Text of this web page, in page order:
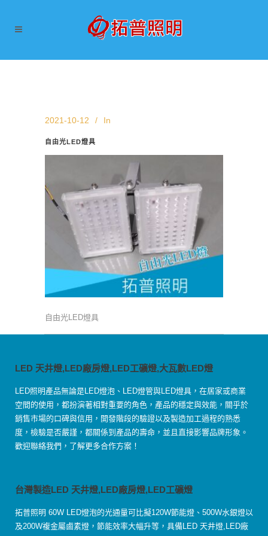
2021-10-12 In
自由光LED燈具
自由光LED燈具
LED 天井燈,LED廠房燈,LED工礦燈,大瓦數LED燈
LED照明產品無論是LED燈泡、LED燈管與LED燈具，在居家或商業
空間的使用，都扮演著相對重要的角色，產品的穩定與效能，關乎於
銷售市場的口碑與信用，開發階段的驗證以及製造加工過程的熟悉
度，檢驗是否嚴謹，都關係到產品的壽命，並且直接影響品牌形象。
歡迎聯絡我們，了解更多合作方案！
台灣製造LED 天井燈,LED廠房燈,LED工礦燈
拓普照明 60W LED燈泡的光通量可比擬120W節能燈、500W水銀燈以
及200W複金屬鹵素燈，節能效率大幅升等，具備LED 天井燈,LED廠